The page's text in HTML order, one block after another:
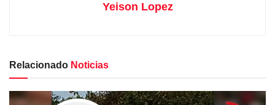
Yeison Lopez
Relacionado Noticias